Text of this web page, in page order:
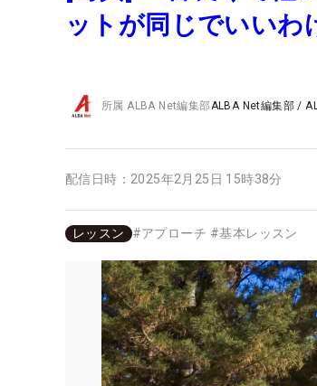
ットが同じでいいわ
所属ALBA Net編集部ALBA Net編集部 /
配信日時： 2025年2月25日 15時38分
レッスン #アプローチ #基本レッスン